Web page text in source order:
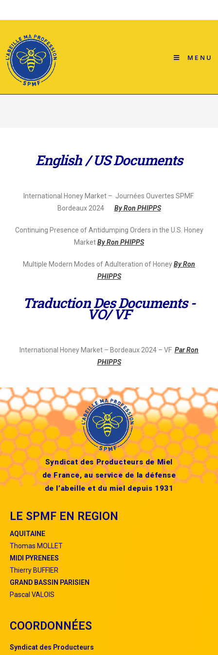
MENU
English / US Documents
International Honey Market – Journées Ouvertes SPMF
Bordeaux 2024 By Ron PHIPPS
Continuing Presence of Antidumping Orders in the U.S. Honey
MarketBy Ron PHIPPS
Multiple Modern Modes of Adulteration of HoneyBy Ron
PHIPPS
Traduction Des Documents -
VO/ VF
International Honey Market – Bordeaux 2024 – VF Par Ron
PHIPPS
Syndicat des Producteurs de Miel
de France, au service de la défense
de l’abeille et du miel depuis 1931
LE SPMF EN REGION
AQUITAINE
Thomas MOLLET
MIDI PYRENEES
Thierry BUFFIER
GRAND BASSIN PARISIEN
Pascal VALOIS
COORDONNÉES
Syndicat des Producteurs